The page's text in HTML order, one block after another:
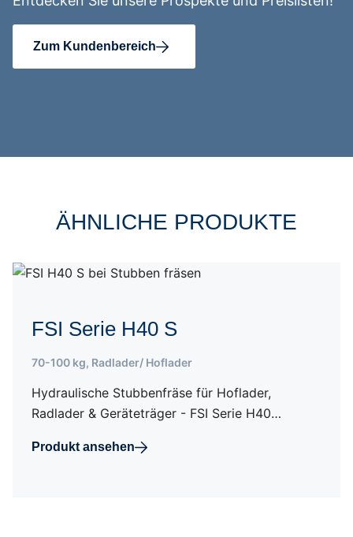
Zum Kundenbereich
ÄHNLICHE PRODUKTE
FSI Serie H40 S
70-100 kg, Radlader/ Hoflader
Hydraulische Stubbenfräse für Hoflader,
Radlader & Geräteträger - FSI Serie H40…
Produkt ansehen